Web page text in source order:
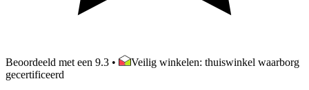
Beoordeeld met een 9.3 •
Veilig winkelen: thuiswinkel waarborg
gecertificeerd